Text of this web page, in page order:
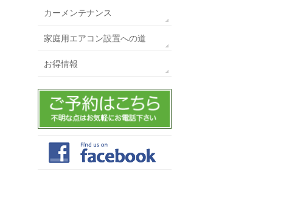
カーメンテナンス
家庭用エアコン設置への道
お得情報